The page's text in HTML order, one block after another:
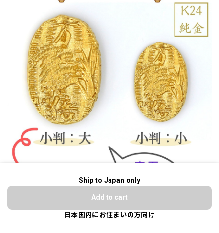
Ship to Japan only
Add to cart
日本国内にお住まいの方向け
ショップに質問する